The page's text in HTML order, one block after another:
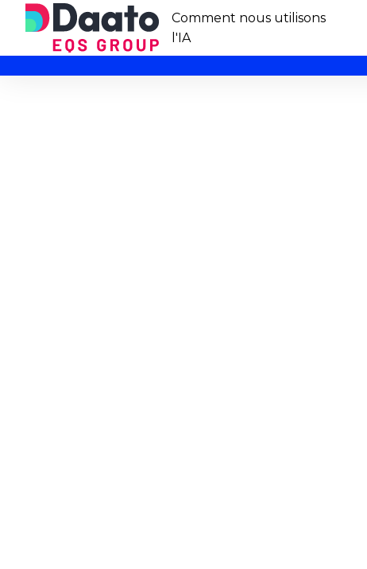
Comment nous utilisons
l'IA